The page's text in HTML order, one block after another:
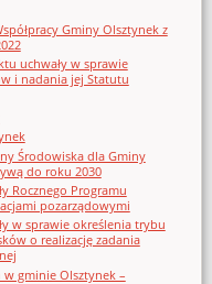
Gminy Olsztynek z
uchwały w sprawie
i nadania jej Statutu
Środowiska dla Gminy
do roku 2030
Rocznego Programu
pozarządowymi
w sprawie określenia trybu
o realizację zadania
gminie Olsztynek –